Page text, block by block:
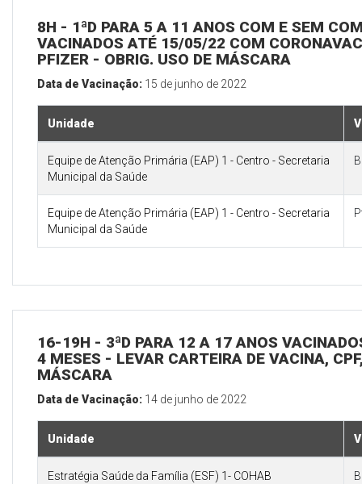
8H - 1ªD PARA 5 A 11 ANOS COM E SEM
VACINADOS ATÉ 15/05/22 COM
PFIZER - OBRIG. USO DE MÁSCARA
Data de Vacinação: 15 de junho de 2022
Unidade
Equipe de Atenção Primária (EAP) 1 - Centro - Secretaria
Municipal da Saúde
Equipe de Atenção Primária (EAP) 1 - Centro - Secretaria
Municipal da Saúde
16-19H - 3ªD PARA 12 A 17 ANOS
4 MESES - LEVAR CARTEIRA DE VACINA,
MÁSCARA
Data de Vacinação: 14 de junho de 2022
Unidade
Estratégia Saúde da Família (ESF) 1- COHAB